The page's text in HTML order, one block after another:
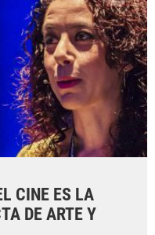
CINE ES LA
DE ARTE Y